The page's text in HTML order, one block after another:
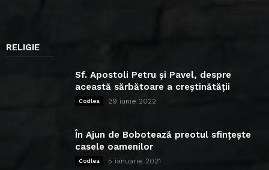
RELIGIE
Sf. Apostoli Petru și Pavel, despre
această sărbătoare a creștinătății
Codlea 29 iunie 2022
În Ajun de Bobotează preotul sfințește
casele oamenilor
Codlea 5 ianuarie 2021